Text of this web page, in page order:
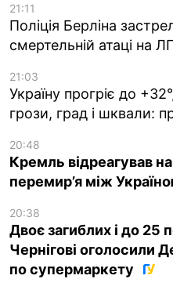
21:11
Поліція Берліна
смертельній атаці на
21:03
Україну прогріє до
грози, град і шквали:
20:48
Кремль відреагував
перемир’я між
20:38
Двоє загиблих і до 25
Чернігові оголосили
по супермаркету